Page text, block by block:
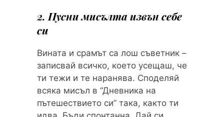
2. Пусни мисълта извън себе
си
Вината и срамът са лош съветник –
записвай всичко, което усещаш, че
ти тежи и те наранява. Споделяй
всяка мисъл в “Дневника на
пътешествието си” така, както ти